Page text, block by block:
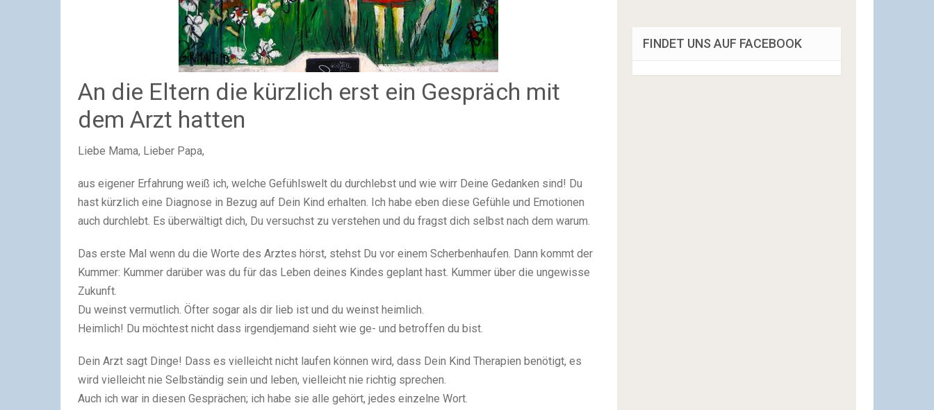
An die Eltern die kürzlich erst ein Gespräch mit
dem Arzt hatten
Liebe Mama, Lieber Papa,
aus eigener Erfahrung weiß ich, welche Gefühlswelt du durchlebst und wie wirr Deine Gedanken sind! Du
hast kürzlich eine Diagnose in Bezug auf Dein Kind erhalten. Ich habe eben diese Gefühle und Emotionen
auch durchlebt. Es überwältigt dich, Du versuchst zu verstehen und du fragst dich selbst nach dem warum.
Das erste Mal wenn du die Worte des Arztes hörst, stehst Du vor einem Scherbenhaufen. Dann kommt der
Kummer: Kummer darüber was du für das Leben deines Kindes geplant hast. Kummer über die ungewisse
Zukunft.
Du weinst vermutlich. Öfter sogar als dir lieb ist und du weinst heimlich.
Heimlich! Du möchtest nicht dass irgendjemand sieht wie ge- und betroffen du bist.
Dein Arzt sagt Dinge! Dass es vielleicht nicht laufen können wird, dass Dein Kind Therapien benötigt, es
wird vielleicht nie Selbständig sein und leben, vielleicht nie richtig sprechen.
Auch ich war in diesen Gesprächen; ich habe sie alle gehört, jedes einzelne Wort.
FINDET UNS AUF FACEBOOK